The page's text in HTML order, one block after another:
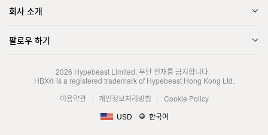
회사 소개
팔로우 하기
2026 Hypebeast Limited. 무단 전재를 금지합니다.
HBX® is a registered trademark of Hypebeast Hong Kong Ltd.
이용약관
개인정보처리방침
Cookie Policy
USD
한국어